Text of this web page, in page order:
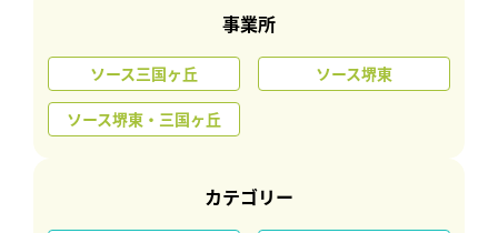
事業所
ソース三国ヶ丘 ソース堺東
ソース堺東・三国ヶ丘
カテゴリー